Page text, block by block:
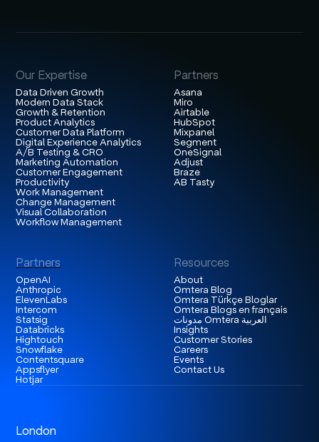
Our Expertise
Data Driven Growth
Modern Data Stack
Growth & Retention
Product Analytics
Customer Data Platform
Digital Experience Analytics
A/B Testing & CRO
Marketing Automation
Customer Engagement
Productivity
Work Management
Change Management
Visual Collaboration
Workflow Management
Partners
Asana
Miro
Airtable
HubSpot
Mixpanel
Segment
OneSignal
Adjust
Braze
AB Tasty
Partners
OpenAI
Anthropic
ElevenLabs
Intercom
Statsig
Databricks
Hightouch
Snowflake
Contentsquare
Appsflyer
Hotjar
Resources
About
Omtera Blog
Omtera Türkçe Bloglar
Omtera Blogs en français
مدونات Omtera العربية
Insights
Customer Stories
Careers
Events
Contact Us
London